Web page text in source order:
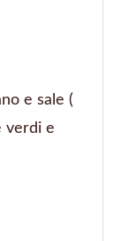
e sale (
verdi e